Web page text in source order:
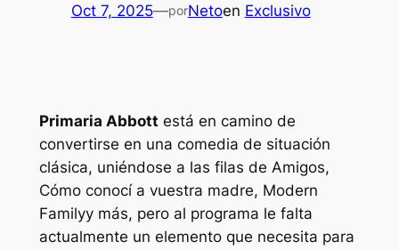
Oct 7, 2025—porNetoen Exclusivo
Primaria Abbott está en camino de
convertirse en una comedia de situación
clásica, uniéndose a las filas de Amigos,
Cómo conocí a vuestra madre, Modern
Familyy más, pero al programa le falta
actualmente un elemento que necesita para